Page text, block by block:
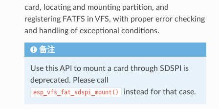
card, locating and mounting partition, and
registering FATFS in VFS, with proper error checking
and handling of exceptional conditions.
备注
Use this API to mount a card through SDSPI is
deprecated. Please call
esp_vfs_fat_sdspi_mount() instead for that case.